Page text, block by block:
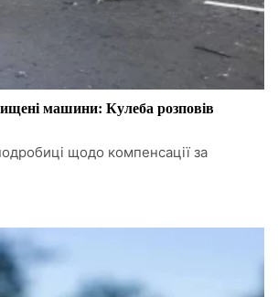
машини: Кулеба розповів
щодо компенсації за